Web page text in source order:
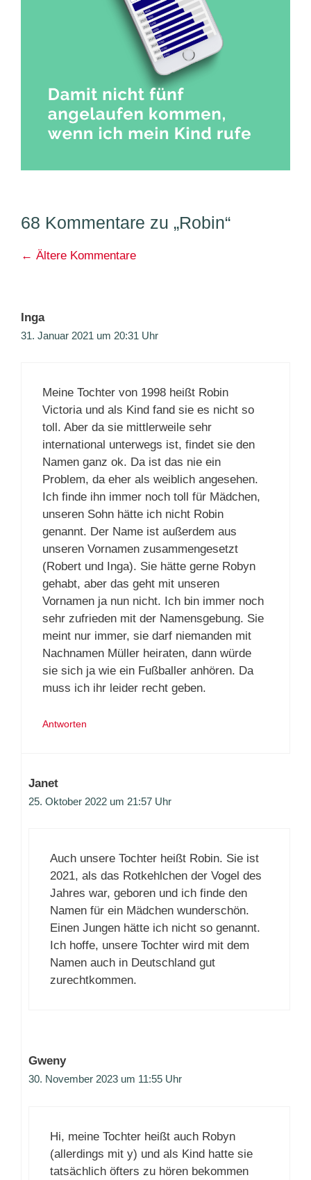
68 Kommentare zu „Robin“
Kommentarnavigation
← Ältere Kommentare
Inga
31. Januar 2021 um 20:31 Uhr
Meine Tochter von 1998 heißt Robin
Victoria und als Kind fand sie es nicht so
toll. Aber da sie mittlerweile sehr
international unterwegs ist, findet sie den
Namen ganz ok. Da ist das nie ein
Problem, da eher als weiblich angesehen.
Ich finde ihn immer noch toll für Mädchen,
unseren Sohn hätte ich nicht Robin
genannt. Der Name ist außerdem aus
unseren Vornamen zusammengesetzt
(Robert und Inga). Sie hätte gerne Robyn
gehabt, aber das geht mit unseren
Vornamen ja nun nicht. Ich bin immer noch
sehr zufrieden mit der Namensgebung. Sie
meint nur immer, sie darf niemanden mit
Nachnamen Müller heiraten, dann würde
sie sich ja wie ein Fußballer anhören. Da
muss ich ihr leider recht geben.
Antworten
Janet
25. Oktober 2022 um 21:57 Uhr
Auch unsere Tochter heißt Robin. Sie ist
2021, als das Rotkehlchen der Vogel des
Jahres war, geboren und ich finde den
Namen für ein Mädchen wunderschön.
Einen Jungen hätte ich nicht so genannt.
Ich hoffe, unsere Tochter wird mit dem
Namen auch in Deutschland gut
zurechtkommen.
Gweny
30. November 2023 um 11:55 Uhr
Hi, meine Tochter heißt auch Robyn
(allerdings mit y) und als Kind hatte sie
tatsächlich öfters zu hören bekommen